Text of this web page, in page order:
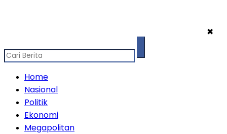
✖
Home
Nasional
Politik
Ekonomi
Megapolitan